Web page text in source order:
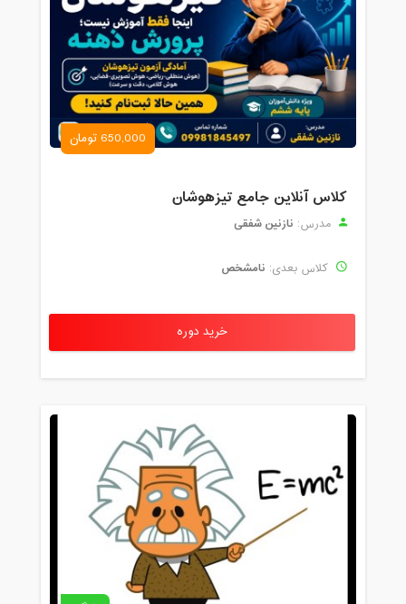
650,000 تومان
کلاس آنلاین جامع تیزهوشان
مدرس: نازنین شفقی
کلاس بعدی: نامشخص
خرید دوره